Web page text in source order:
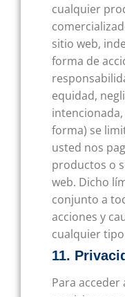
cualquier
sitio web,
forma de
equidad,
forma) se
usted nos
productos o
web. Dicho
conjunto a
acciones y
cualquier
11.
Para